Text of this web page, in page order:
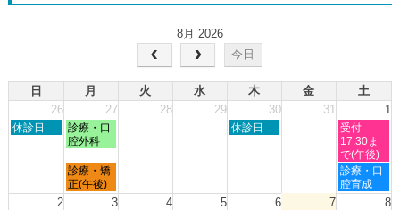
8月 2026
今日
日 月 火 水 木 金
土
26
27 28 29 30 31 1
日
26th
休診日
月
曜
7
月
27th
診療・口
腔外科
木
30th
休診日
土
曜
日,
8
月
1st
受付
17:30ま
で(午後)
月
曜
日,
診療・矯
正(午後)
土
曜
日,
診療・口
腔育成
2 3 4 5 6 7 8